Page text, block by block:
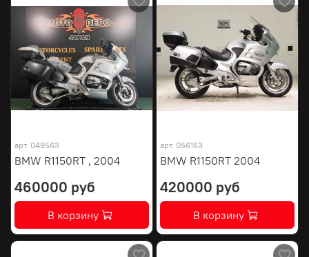
арт. 049563
BMW R1150RT , 2004
460000 руб
В корзину
арт. 056163
BMW R1150RT 2004
420000 руб
В корзину